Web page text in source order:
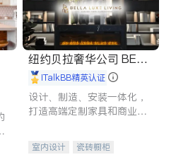
纽约贝拉奢华公司 BELL
A LUXE
iTalkBB精英认证
设计、制造、安装一体化，
打造高端定制家具和商业空
室内设计
瓷砖橱柜